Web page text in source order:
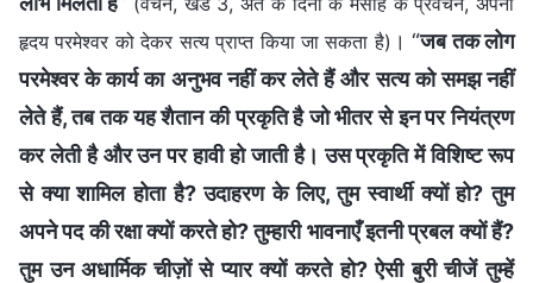
हृदय परमेश्वर को देकर सत्य प्राप्त किया जा सकता है) । “जब तक लोग
परमेश्वर के कार्य का अनुभव नहीं कर लेते हैं और सत्य को समझ नहीं
लेते हैं, तब तक यह शैतान की प्रकृति है जो भीतर से इन पर नियंत्रण
कर लेती है और उन पर हावी हो जाती है। उस प्रकृति में विशिष्ट रूप
से क्या शामिल होता है? उदाहरण के लिए, तुम स्वार्थी क्यों हो? तुम
अपने पद की रक्षा क्यों करते हो? तुम्हारी भावनाएँ इतनी प्रबल क्यों हैं?
तुम उन अधार्मिक चीज़ों से प्यार क्यों करते हो? ऐसी बुरी चीजें तुम्हें